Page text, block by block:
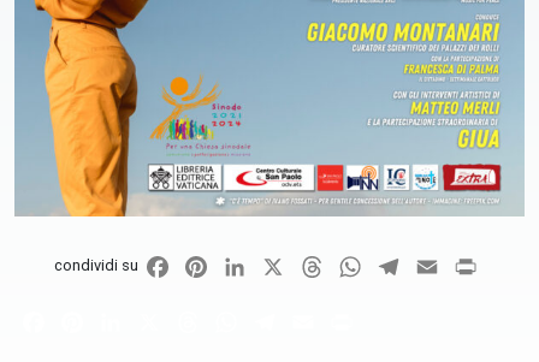
condividi su FacebookPinterestLinkedIn ThreadsWhatsApp
Telegram
Email